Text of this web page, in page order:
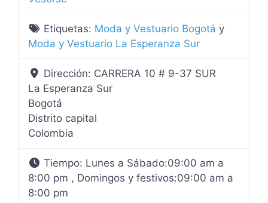
Etiquetas: Moda y Vestuario Bogotá y
Moda y Vestuario La Esperanza Sur
Dirección: CARRERA 10 # 9-37 SUR
La Esperanza Sur
Bogotá
Distrito capital
Colombia
Tiempo: Lunes a Sábado:09:00 am a
8:00 pm , Domingos y festivos:09:00 am a
8:00 pm